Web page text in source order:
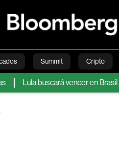
Summit Cripto
Economía Estilo de vida
Lula buscará vencer en Brasil a la